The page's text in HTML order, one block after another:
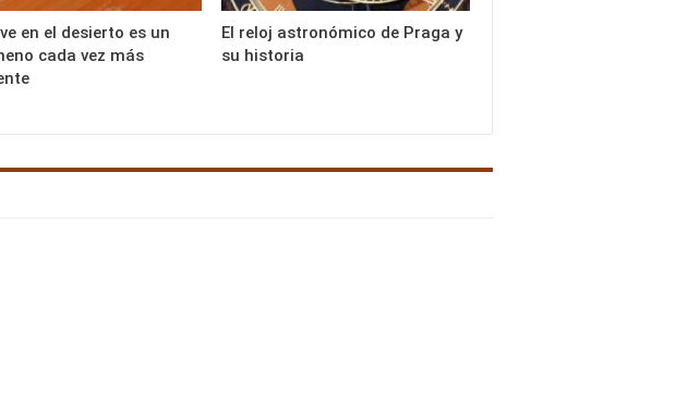
en el desierto es un
cada vez más
El reloj astronómico de Praga y
su historia